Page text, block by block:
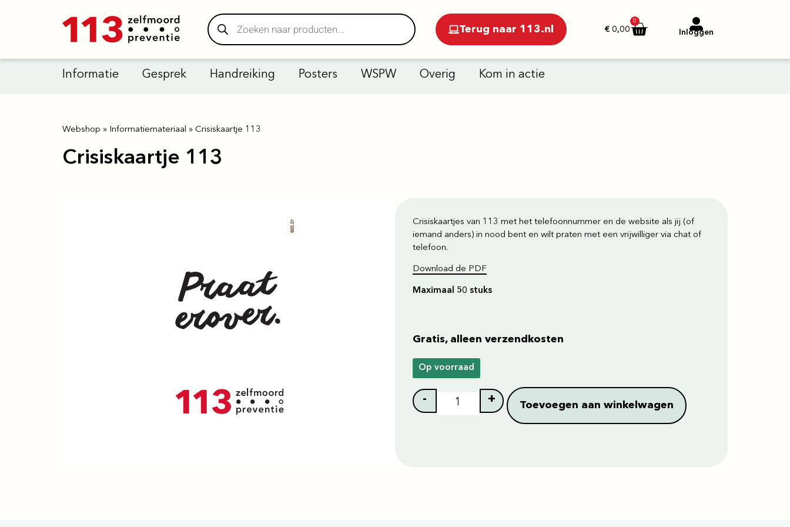
Terug naar 113.nl €0,00
0
Inloggen
Informatie Gesprek Handreiking Posters WSPW Overig Kom in actie
Webshop » Informatiemateriaal » Crisiskaartje 113
Crisiskaartje 113
Crisiskaartjes van 113 met het telefoonnummer en de website als jij (of
iemand anders) in nood bent en wilt praten met een vrijwilliger via chat of
telefoon.
Download de PDF
Maximaal 50 stuks
Gratis, alleen verzendkosten
Op voorraad
- + Toevoegen aan winkelwagen